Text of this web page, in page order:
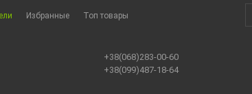
Избранные Топ товары
+38(068)283-00-60
+38(099)487-18-64